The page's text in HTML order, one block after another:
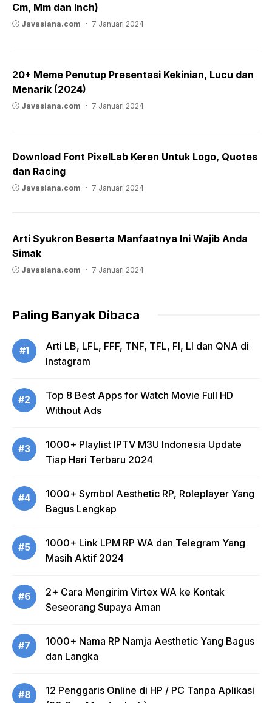
Cm, Mm dan Inch)
Javasiana.com 7 Januari 2024
20+ Meme Penutup Presentasi Kekinian, Lucu dan
Menarik (2024)
Javasiana.com 7 Januari 2024
Download Font PixelLab Keren Untuk Logo, Quotes
dan Racing
Javasiana.com 7 Januari 2024
Arti Syukron Beserta Manfaatnya Ini Wajib Anda
Simak
Javasiana.com 7 Januari 2024
Paling Banyak Dibaca
#1
Arti LB, LFL, FFF, TNF, TFL, FI, LI dan QNA di
Instagram
#2
Top 8 Best Apps for Watch Movie Full HD
Without Ads
#3
1000+ Playlist IPTV M3U Indonesia Update
Tiap Hari Terbaru 2024
#4
1000+ Symbol Aesthetic RP, Roleplayer Yang
Bagus Lengkap
#5
1000+ Link LPM RP WA dan Telegram Yang
Masih Aktif 2024
#6
2+ Cara Mengirim Virtex WA ke Kontak
Seseorang Supaya Aman
#7
1000+ Nama RP Namja Aesthetic Yang Bagus
dan Langka
#8
12 Penggaris Online di HP / PC Tanpa Aplikasi